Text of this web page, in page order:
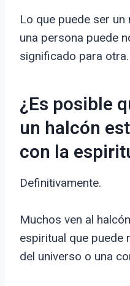
Lo que puede ser
una persona puede
significado para otra.
¿Es posible
un halcón
con la
Definitivamente.
Muchos ven al
espiritual que puede
del universo o una